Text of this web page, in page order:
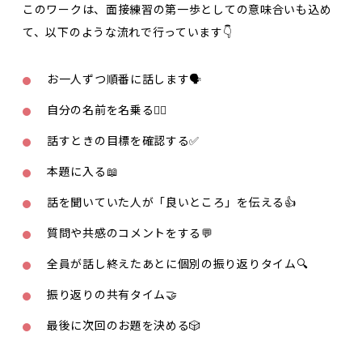
このワークは、面接練習の第一歩としての意味合いも込め
て、以下のような流れで行っています👇
お一人ずつ順番に話します🗣️
自分の名前を名乗る🙋‍♀️
話すときの目標を確認する✅
本題に入る📖
話を聞いていた人が「良いところ」を伝える👍
質問や共感のコメントをする💬
全員が話し終えたあとに個別の振り返りタイム🔍
振り返りの共有タイム🤝
最後に次回のお題を決める🎲